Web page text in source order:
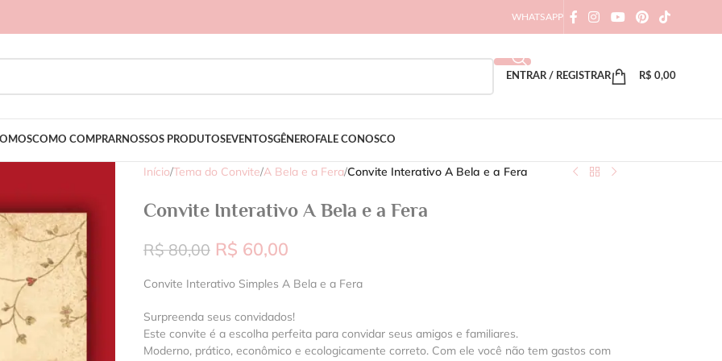
WHATSAPP
ENTRAR / REGISTRAR R$ 0,00
COMO COMPRARNOSSOS PRODUTOSEVENTOSGÊNERO FALE CONOSCO
Início/Tema do Convite/A Bela e a Fera/Convite Interativo A Bela e a Fera
Convite Interativo A Bela e a Fera
R$80,00 R$ 60,00
Convite Interativo Simples A Bela e a Fera
Surpreenda seus convidados!
Este convite é a escolha perfeita para convidar seus amigos e familiares.
Moderno, prático, econômico e ecologicamente correto. Com ele você não tem gastos com